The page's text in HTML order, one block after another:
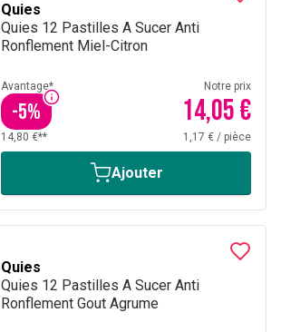
Quies
Quies 12 Pastilles A Sucer Anti
Ronflement Miel-Citron
Avantage*
-5%
Notre prix
14,05 €
14,80 €** 1,17 € / pièce
Ajouter
Quies
Quies 12 Pastilles A Sucer Anti
Ronflement Gout Agrume